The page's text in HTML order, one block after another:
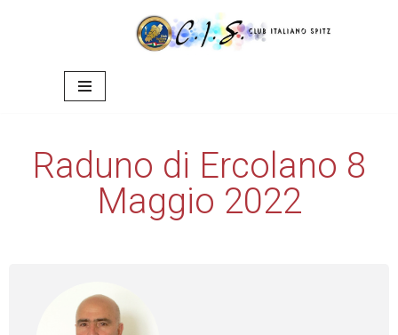
Raduno di Ercolano 8
Maggio 2022